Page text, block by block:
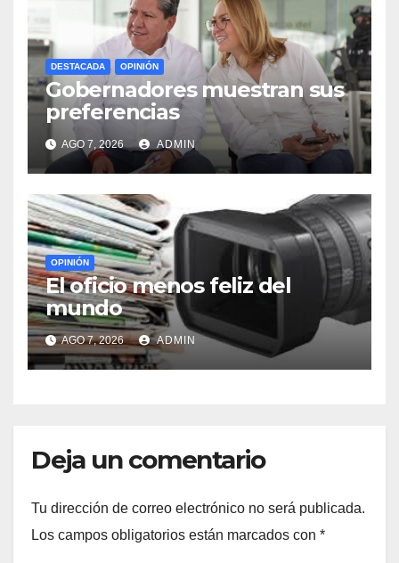
DESTACADA OPINIÓN
Gobernadores muestran sus
preferencias
AGO 7, 2026 ADMIN
OPINIÓN
El oficio menos feliz del
mundo
AGO 7, 2026 ADMIN
Deja un comentario
Tu dirección de correo electrónico no será publicada.
Los campos obligatorios están marcados con *